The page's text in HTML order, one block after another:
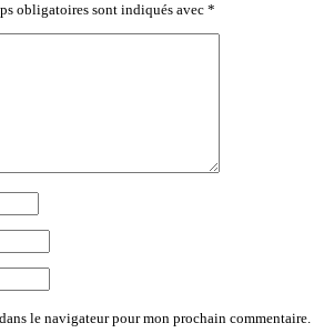
obligatoires sont indiqués avec *
le navigateur pour mon prochain commentaire.